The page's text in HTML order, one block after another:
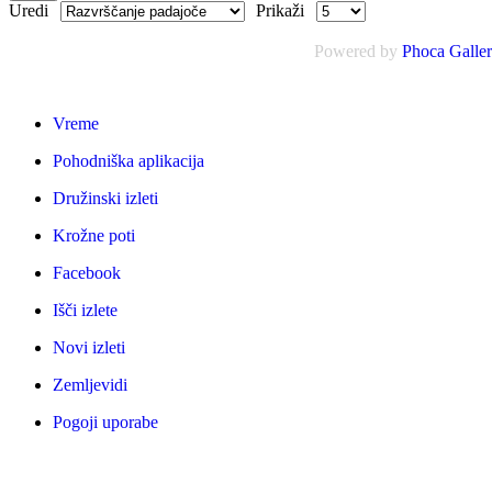
Uredi Prikaži
Powered by Phoca
Vreme
Pohodniška aplikacija
Družinski izleti
Krožne poti
Facebook
Išči izlete
Novi izleti
Zemljevidi
Pogoji uporabe